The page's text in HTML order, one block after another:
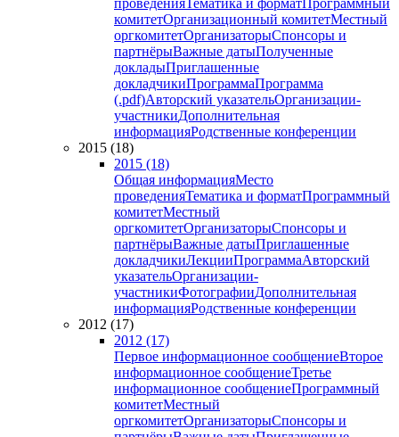
проведенияТематика и форматПрограммный
комитетОрганизационный комитетМестный
оргкомитетОрганизаторыСпонсоры и
партнёрыВажные датыПолученные
докладыПриглашенные
докладчикиПрограммаПрограмма
(.pdf)Авторский указательОрганизации-
участникиДополнительная
информацияРодственные конференции
2015 (18)
2015 (18)
Общая информацияМесто
проведенияТематика и форматПрограммный
комитетМестный
оргкомитетОрганизаторыСпонсоры и
партнёрыВажные датыПриглашенные
докладчикиЛекцииПрограммаАвторский
указательОрганизации-
участникиФотографииДополнительная
информацияРодственные конференции
2012 (17)
2012 (17)
Первое информационное сообщениеВторое
информационное сообщениеТретье
информационное сообщениеПрограммный
комитетМестный
оргкомитетОрганизаторыСпонсоры и